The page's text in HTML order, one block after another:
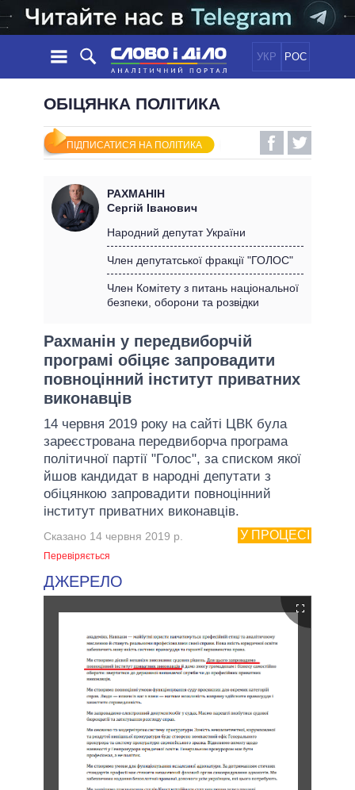
УКР РОС
НОВИНИ
СТРІЧКА
ПОДІЇ
СТАТТІ
ДУМКИ
ОГЛЯДИ
ДАЙДЖЕСТИ
ПОЛІТИКА
ЕКОНОМІКА
СВІТ
ОБIЦЯНКИ
УСІ ПОЛІТИКИ
ПРЕЗИДЕНТ І ОФІС
КАБІНЕТ МІНІСТРІВ
ГОЛОВИ ОБЛАДМІНІСТРАЦІЙ
ВСІ ПЕРСОНИ
ІНФОГРАФІКА
ВІДЕО
ПІДТРИМАТИ
ПОРІВНЯННЯ ПОЛІТИКІВ
ОБІЦЯНКА ПОЛІТИКА
ПІДПИСАТИСЯ НА ПОЛІТИКА
РАХМАНІН
Сергій Іванович
Народний депутат України
Член депутатської фракції "ГОЛОС"
Член Комітету з питань національної
безпеки, оборони та розвідки
Рахманін у передвиборчій
програмі обіцяє запровадити
повноцінний інститут приватних
виконавців
14 червня 2019 року на сайті ЦВК була
зареєстрована передвиборча програма
політичної партії "Голос", за списком якої
йшов кандидат в народні депутати з
обіцянкою запровадити повноцінний
інститут приватних виконавців.
У ПРОЦЕСІ
Сказано 14 червня 2019 р.
Перевіряється
ДЖЕРЕЛО